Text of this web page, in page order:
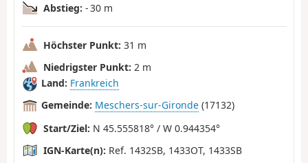
Abstieg: - 30 m
Höchster Punkt: 31 m
Niedrigster Punkt: 2 m
Land: Frankreich
Gemeinde: Meschers-sur-Gironde (17132)
Start/Ziel: N 45.555818° / W 0.944354°
IGN-Karte(n): Ref. 1432SB, 1433OT, 1433SB